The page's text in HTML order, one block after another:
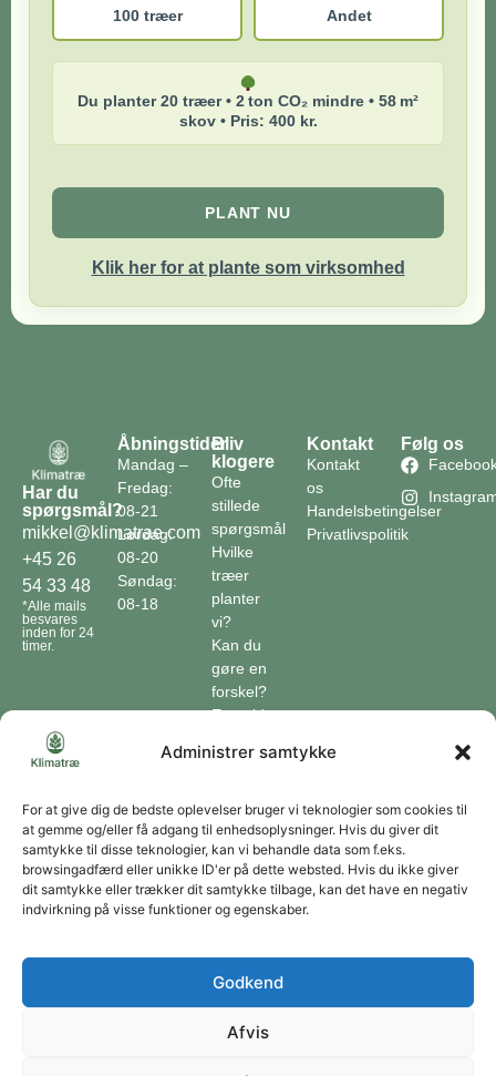
Administrer samtykke
For at give dig de bedste oplevelser bruger vi teknologier som cookies til
at gemme og/eller få adgang til enhedsoplysninger. Hvis du giver dit
samtykke til disse teknologier, kan vi behandle data som f.eks.
browsingadfærd eller unikke ID'er på dette websted. Hvis du ikke giver
dit samtykke eller trækker dit samtykke tilbage, kan det have en negativ
indvirkning på visse funktioner og egenskaber.
Godkend
Afvis
100 træer Andet
Du planter 20 træer • 2 ton CO₂ mindre • 58 m²
skov • Pris: 400 kr.
PLANT NU
Klik her for at plante som virksomhed
Har du
spørgsmål?
mikkel@klimatrae.com
+45 26
54 33 48
*Alle mails
besvares
inden for 24
timer.
Åbningstider
Mandag –
Fredag:
08-21
Lørdag:
08-20
Søndag:
08-18
Bliv
klogere
Ofte
stillede
spørgsmål
Hvilke
træer
planter
vi?
Kan du
gøre en
forskel?
En guide
Klimaordbogen
optager
træer
co2?
Kontakt
Kontakt
os
Handelsbetingelser
Privatlivspolitik
Følg os
Forbliv forbundet